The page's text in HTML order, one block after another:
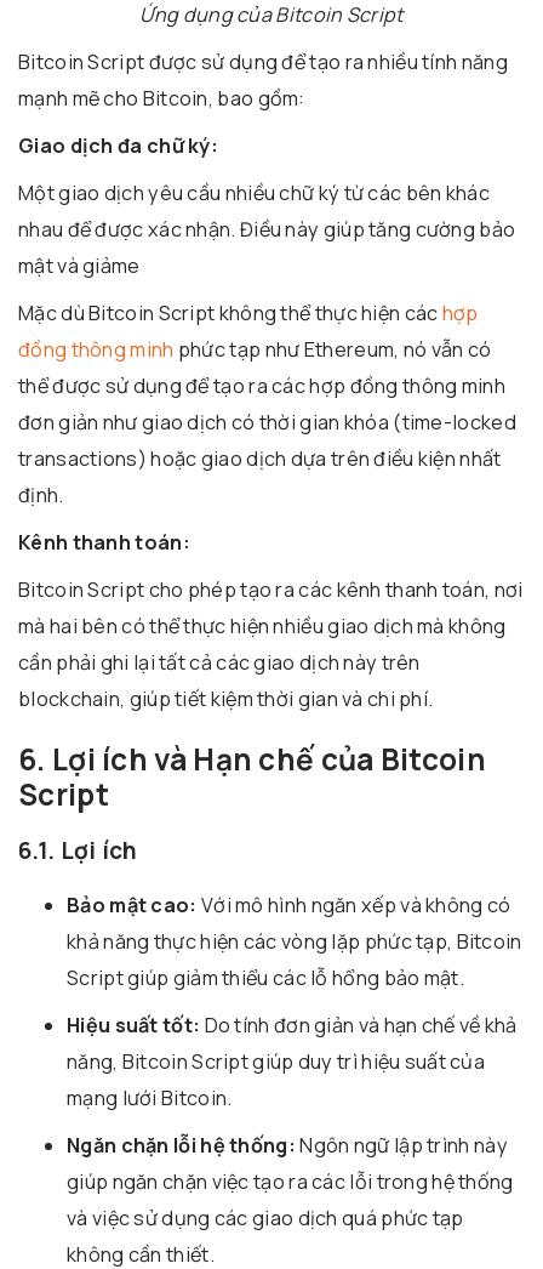
Ứng dụng của Bitcoin Script
Bitcoin Script được sử dụng để tạo ra nhiều tính năng
mạnh mẽ cho Bitcoin, bao gồm:
Giao dịch đa chữ ký:
Một giao dịch yêu cầu nhiều chữ ký từ các bên khác
nhau để được xác nhận. Điều này giúp tăng cường bảo
mật và giảme
Mặc dù Bitcoin Script không thể thực hiện cáchợp
đồng thông minh phức tạp như Ethereum, nó vẫn có
thể được sử dụng để tạo ra các hợp đồng thông minh
đơn giản như giao dịch có thời gian khóa (time-locked
transactions) hoặc giao dịch dựa trên điều kiện nhất
định.
Kênh thanh toán:
Bitcoin Script cho phép tạo ra các kênh thanh toán, nơi
mà hai bên có thể thực hiện nhiều giao dịch mà không
cần phải ghi lại tất cả các giao dịch này trên
blockchain, giúp tiết kiệm thời gian và chi phí.
6. Lợi ích và Hạn chế của Bitcoin
Script
6.1. Lợi ích
Bảo mật cao: Với mô hình ngăn xếp và không có
khả năng thực hiện các vòng lặp phức tạp, Bitcoin
Script giúp giảm thiểu các lỗ hổng bảo mật.
Hiệu suất tốt: Do tính đơn giản và hạn chế về khả
năng, Bitcoin Script giúp duy trì hiệu suất của
mạng lưới Bitcoin.
Ngăn chặn lỗi hệ thống:Ngôn ngữ lập trình này
giúp ngăn chặn việc tạo ra các lỗi trong hệ thống
và việc sử dụng các giao dịch quá phức tạp
không cần thiết.